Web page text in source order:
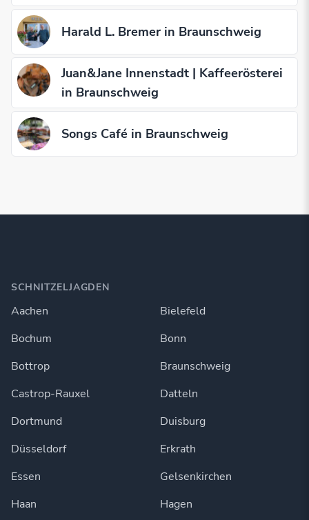
Harald L. Bremer in Braunschweig
Juan&Jane Innenstadt | Kaffeerösterei
in Braunschweig
Songs Café in Braunschweig
SCHNITZELJAGDEN
Aachen
Bielefeld
Bochum
Bonn
Bottrop
Braunschweig
Castrop-Rauxel
Datteln
Dortmund
Duisburg
Düsseldorf
Erkrath
Essen
Gelsenkirchen
Haan
Hagen